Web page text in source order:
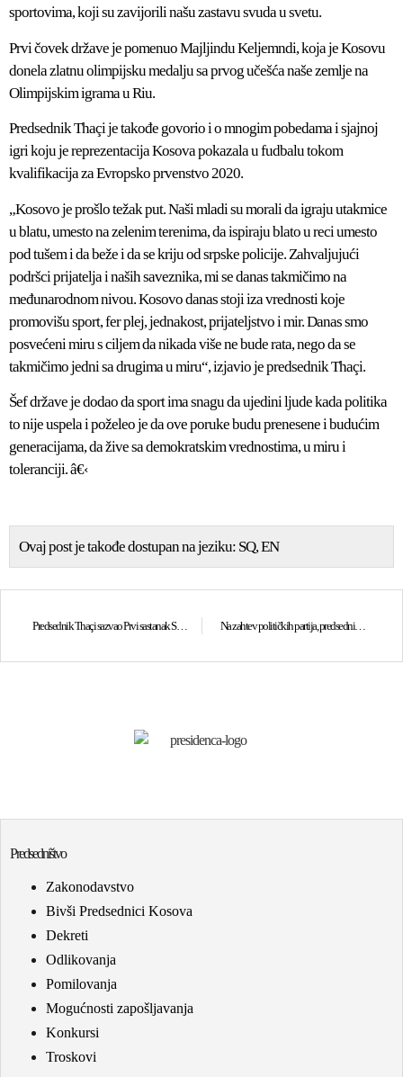
sportovima, koji su zavijorili našu zastavu svuda u svetu.
Prvi čovek države je pomenuo Majljindu Keljemndi, koja je Kosovu
donela zlatnu olimpijsku medalju sa prvog učešća naše zemlje na
Olimpijskim igrama u Riu.
Predsednik Thaçi je takođe govorio i o mnogim pobedama i sjajnoj
igri koju je reprezentacija Kosova pokazala u fudbalu tokom
kvalifikacija za Evropsko prvenstvo 2020.
„Kosovo je prošlo težak put. Naši mladi su morali da igraju utakmice
u blatu, umesto na zelenim terenima, da ispiraju blato u reci umesto
pod tušem i da beže i da se kriju od srpske policije. Zahvaljujući
podršci prijatelja i naših saveznika, mi se danas takmičimo na
međunarodnom nivou. Kosovo danas stoji iza vrednosti koje
promovišu sport, fer plej, jednakost, prijateljstvo i mir. Danas smo
posvećeni miru s ciljem da nikada više ne bude rata, nego da se
takmičimo jedni sa drugima u miru“, izjavio je predsednik Thaçi.
Šef države je dodao da sport ima snagu da ujedini ljude kada politika
to nije uspela i poželeo je da ove poruke budu prenesene i budućim
generacijama, da žive sa demokratskim vrednostima, u miru i
toleranciji. â€‹
Ovaj post je takođe dostupan na jeziku: SQ EN
Predsednik Thaçi sazvao Prvi sastanak Sedmog saziva Skupštine za 24. decembar 2019. godine Na zahtev političkih partija, predsednik Thaçi promenio datum Prvog sastanka Sedmog saziva
Predsedništvo
Zakonodavstvo
Bivši Predsednici Kosova
Dekreti
Odlikovanja
Pomilovanja
Mogućnosti zapošljavanja
Konkursi
Troskovi